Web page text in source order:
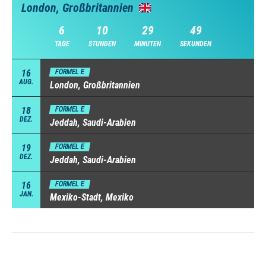
London, Großbritannien
6
TAGE
10
STUNDEN
29
MINUTEN
48
SEKUNDEN
16
AUG.
FORMEL E
London, Großbritannien
18
DEZ.
FORMEL E
Jeddah, Saudi-Arabien
19
DEZ.
FORMEL E
Jeddah, Saudi-Arabien
16
JAN.
FORMEL E
Mexiko-Stadt, Mexiko